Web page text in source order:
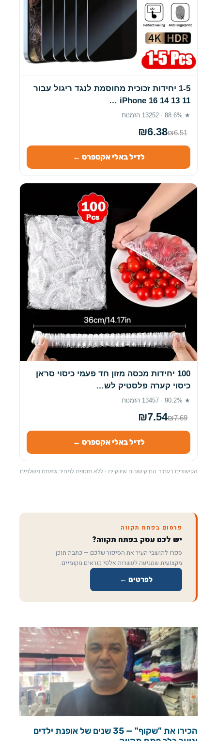
1-5 יחידות זכוכית מחוסמת לנגד ריגול עבור
iPhone 16 14 13 11 …
★ 88.6% · 13252 הזמנות
₪6.38₪6.51
לדיל באלי אקספרס ←
100 יחידות מכסה מזון חד פעמי כיסוי סראן
כיסוי קערה פלסטיק לש…
★ 90.2% · 13457 הזמנות
₪7.54₪7.69
לדיל באלי אקספרס ←
הקישורים בעמוד הם קישורים שיווקיים · ללא תוספת למחיר שאתם משלמים
פרסום בפתח תקווה
יש לכם עסק בפתח תקווה?
ספרו לתושבי העיר את הסיפור שלכם — כתבת תוכן
מקצועית שמגיעה לעשרות אלפי קוראים מקומיים.
לפרטים ←
הכירו את "שקוף" — 35 שנים של אופנת ילדים